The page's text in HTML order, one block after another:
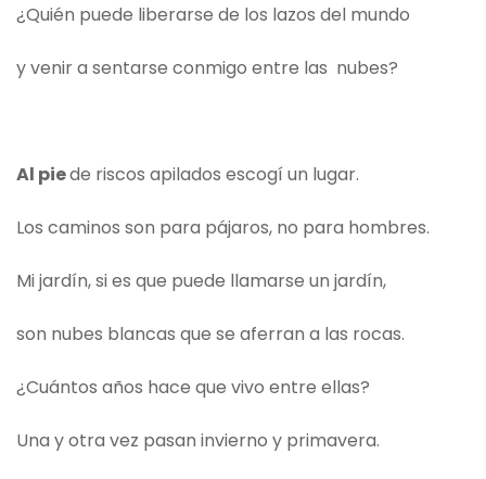
¿Quién puede liberarse de los lazos del mundo
y venir a sentarse conmigo entre las nubes?
Al piede riscos apilados escogí un lugar.
Los caminos son para pájaros, no para hombres.
Mi jardín, si es que puede llamarse un jardín,
son nubes blancas que se aferran a las rocas.
¿Cuántos años hace que vivo entre ellas?
Una y otra vez pasan invierno y primavera.